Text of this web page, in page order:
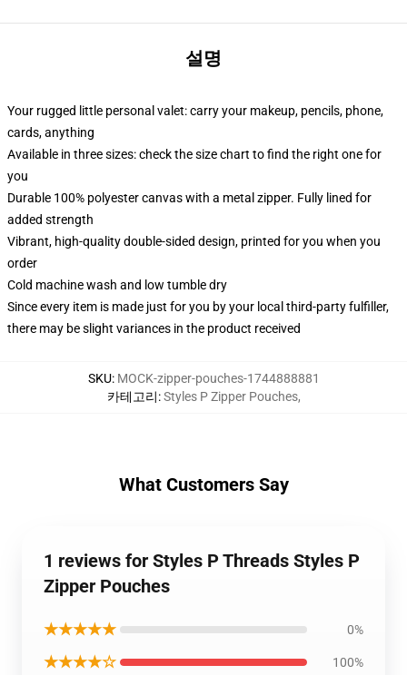
설명
Your rugged little personal valet: carry your makeup, pencils, phone,
cards, anything
Available in three sizes: check the size chart to find the right one for
you
Durable 100% polyester canvas with a metal zipper. Fully lined for
added strength
Vibrant, high-quality double-sided design, printed for you when you
order
Cold machine wash and low tumble dry
Since every item is made just for you by your local third-party fulfiller,
there may be slight variances in the product received
SKU: MOCK-zipper-pouches-1744888881
카테고리:Styles P Zipper Pouches,
What Customers Say
1 reviews for Styles P Threads Styles P
Zipper Pouches
★★★★★ 0%
★★★★☆ 100%